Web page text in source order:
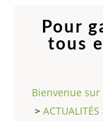
Pour
tous
Bienvenue sur
> ACTUALITÉS